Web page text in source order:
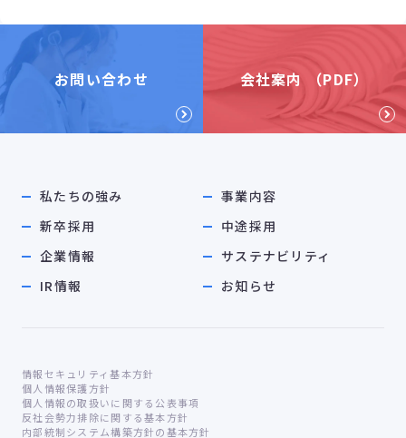
お問い合わせ 会社案内 （PDF）
私たちの強み
事業内容
新卒採用
中途採用
企業情報
サステナビリティ
IR情報
お知らせ
情報セキュリティ基本方針
個人情報保護方針
個人情報の取扱いに関する公表事項
反社会勢力排除に関する基本方針
内部統制システム構築方針の基本方針